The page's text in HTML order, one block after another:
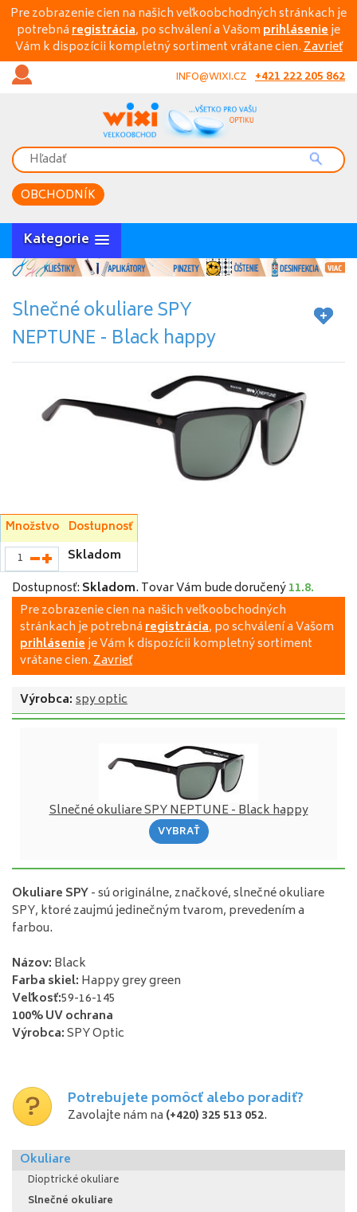
Pre zobrazenie cien na našich veľkoobchodných stránkach je
potrebnáregistrácia, po schválení a Vašom prihlásenieje
Vám k dispozícii kompletný sortiment vrátane cien.Zavrieť
INFO@WIXI.CZ +421 222 205 862
OBCHODNÍK
Kategorie
Slnečné okuliare SPY
NEPTUNE - Black happy
Množstvo Dostupnosť
Skladom
Dostupnosť: Skladom. Tovar Vám bude doručený11.8.
Pre zobrazenie cien na našich veľkoobchodných
stránkach je potrebnáregistrácia, po schválení a Vašom
prihlásenieje Vám k dispozícii kompletný sortiment
vrátane cien.Zavrieť
Výrobca: spy optic
Slnečné okuliare SPY NEPTUNE - Black happy
VYBRAŤ
Okuliare SPY-súoriginálne, značkové,slnečnéokuliare
SPY, ktoré zaujmújedinečným tvarom, prevedeníma
farbou.
Názov: Black
Farba skiel: Happy grey green
Veľkosť:59-16-145
100%UVochrana
Výrobca:SPYOptic
Potrebujete pomôcť alebo poradiť?
Zavolajte nám na (+420) 325 513 052.
Okuliare
Dioptrické okuliare
Slnečné okuliare